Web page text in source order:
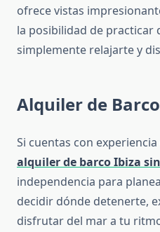
ofrece vistas
la posibilidad de practicar
simplemente relajarte y
Alquiler de
Si cuentas con
alquiler de barco Ibiza
independencia para
decidir dónde detenerte,
disfrutar del mar a tu